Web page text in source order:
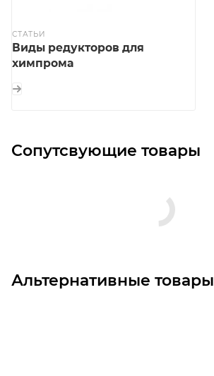
СТАТЬИ
Виды редукторов для
химпрома
Сопутсвующие товары
Альтернативные товары